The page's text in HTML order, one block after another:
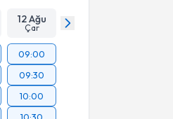
12 Ağu
Çar
09:00
09:30
10:00